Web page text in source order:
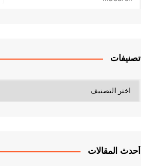
تصنيفات
أحدث المقالات